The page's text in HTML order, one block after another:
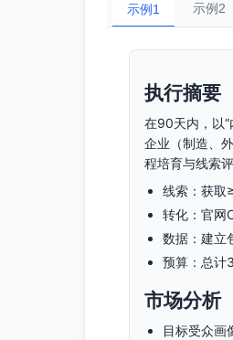
示例1 示例2
执行摘要
在90天内，以
企业（制造、
程培育与线索
线索：获取
转化：官网
数据：建立
预算：总计
市场分析
目标受众画